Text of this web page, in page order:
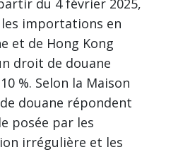
du 4 février 2025,
les importations en
et de Hong Kong
droit de douane
%. Selon la Maison
douane répondent
posée par les
irrégulière et les